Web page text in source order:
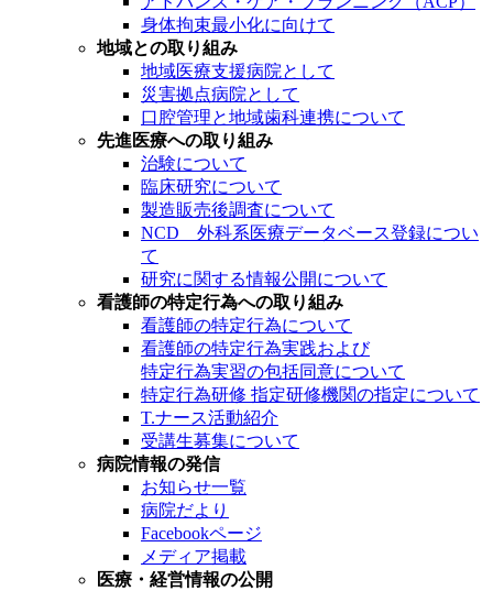
身体拘束最小化に向けて
地域との取り組み
地域医療支援病院として
災害拠点病院として
口腔管理と地域歯科連携について
先進医療への取り組み
治験について
臨床研究について
製造販売後調査について
NCD 外科系医療データベース登録につい
て
研究に関する情報公開について
看護師の特定行為への取り組み
看護師の特定行為について
看護師の特定行為実践および
特定行為実習の包括同意について
特定行為研修 指定研修機関の指定について
T.ナース活動紹介
受講生募集について
病院情報の発信
お知らせ一覧
病院だより
Facebookページ
メディア掲載
医療・経営情報の公開